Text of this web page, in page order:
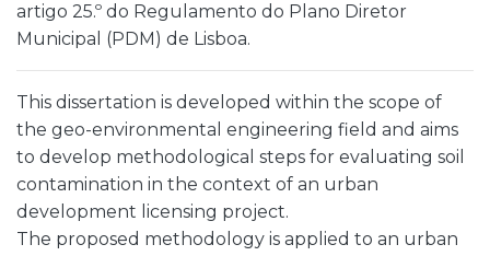
artigo 25.º do Regulamento do Plano Diretor
Municipal (PDM) de Lisboa.
This dissertation is developed within the scope of
the geo-environmental engineering field and aims
to develop methodological steps for evaluating soil
contamination in the context of an urban
development licensing project.
The proposed methodology is applied to an urban